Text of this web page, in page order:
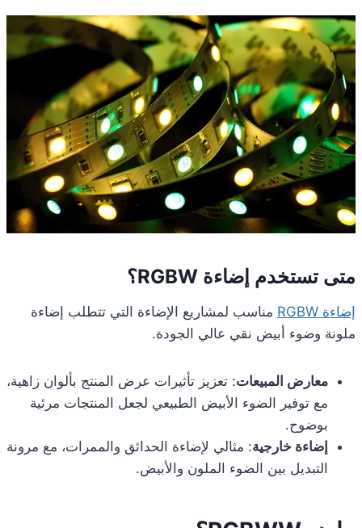
متى تستخدم إضاءة RGBW؟
إضاءة RGBW
مناسب لمشاريع الإضاءة التي تتطلب إضاءة
ملونة وضوء أبيض نقي عالي الجودة.
معارض المبيعات: تعزيز تأثيرات عرض المنتج بألوان زاهية،
مع توفير الضوء الأبيض الطبيعي لجعل المنتجات مرئية
بوضوح.
إضاءة خارجية: مثالي لإضاءة الحدائق والممرات، مع مرونة
التبديل بين الضوء الملون والأبيض.